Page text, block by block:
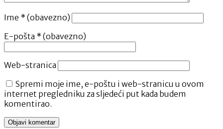
Ime * (obavezno)
E-pošta * (obavezno)
Web-stranica
Spremi moje ime, e-poštu i web-stranicu u ovom
internet pregledniku za sljedeći put kada budem
komentirao.